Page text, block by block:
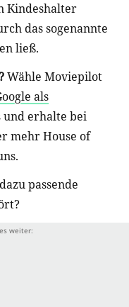
Kindeshalter
das sogenannte
ließ.
Wähle Moviepilot
als
und erhalte bei
mehr House of
passende